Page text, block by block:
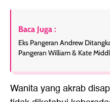
Baca Juga :
Eks Pangeran Andrew
Pangeran William & Kate
Wanita yang akrab